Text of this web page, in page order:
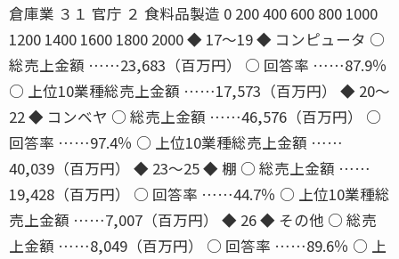
倉庫業 ３１ 官庁 ２ 食料品製造 0 200 400 600 800 1000
1200 1400 1600 1800 2000 ◆ 17〜19 ◆ コンピュータ ○
総売上金額 ……23,683（百万円） ○ 回答率 ……87.9％
○ 上位10業種総売上金額 ……17,573（百万円） ◆ 20〜
22 ◆ コンベヤ ○ 総売上金額 ……46,576（百万円） ○
回答率 ……97.4％ ○ 上位10業種総売上金額 ……
40,039（百万円） ◆ 23〜25 ◆ 棚 ○ 総売上金額 ……
19,428（百万円） ○ 回答率 ……44.7％ ○ 上位10業種総
売上金額 ……7,007（百万円） ◆ 26 ◆ その他 ○ 総売
上金額 ……8,049（百万円） ○ 回答率 ……89.6％ ○ 上